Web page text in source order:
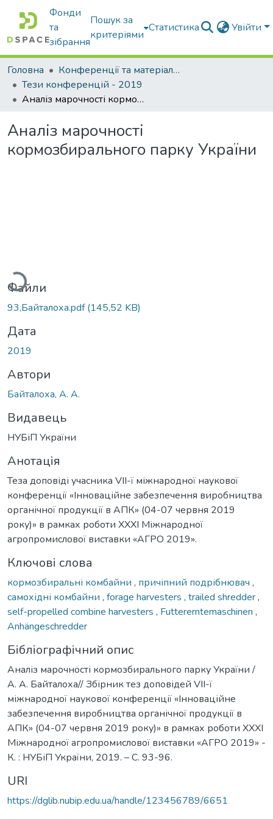
Фонди
та
зібрання
Пошук за
критеріями
Статистика Увійти
Головна
Конференції та матеріали конференцій
Тези конференцій - 2019
Аналіз марочності кормозбирального парку України
Аналіз марочності
кормозбирального парку України
Файли
93,Байталоха.pdf(145,52 KB)
Дата
2019
Автори
Байталоха, А. А.
Видавець
НУБіП України
Анотація
Теза доповіді учасника VІІ-ї міжнародної наукової
конференції «Інноваційне забезпечення виробництва
органічної продукції в АПК» (04-07 червня 2019
року)» в рамках роботи XXXI Міжнародної
агропромислової виставки «АГРО 2019».
Ключові слова
кормозбиральні комбайни , причіпний подрібнювач ,
самохідні комбайни , forage harvesters , trailed shredder,
self-propelled combine harvesters , Futtererntemaschinen ,
Anhängeschredder
Бібліографічний опис
Аналіз марочності кормозбирального парку України /
А. А. Байталоха// Збірник тез доповідей VІІ-ї
міжнародної наукової конференції «Інноваційне
забезпечення виробництва органічної продукції в
АПК» (04-07 червня 2019 року)» в рамках роботи XXXI
Міжнародної агропромислової виставки «АГРО 2019» -
К. : НУБіП України, 2019. – С. 93-96.
URI
https://dglib.nubip.edu.ua/handle/123456789/6651